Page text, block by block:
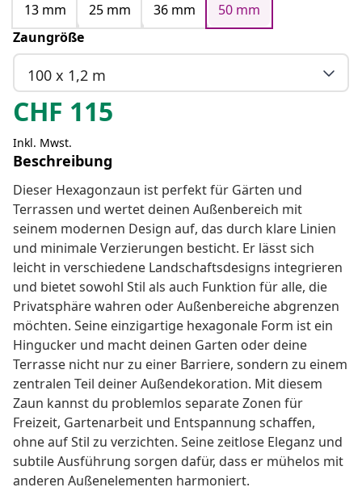
13 mm
25 mm 36 mm
50 mm
Zaungröße
100 x 1,2 m
CHF 115
Inkl. Mwst.
Beschreibung
Dieser Hexagonzaun ist perfekt für Gärten und
Terrassen und wertet deinen Außenbereich mit
seinem modernen Design auf, das durch klare Linien
und minimale Verzierungen besticht. Er lässt sich
leicht in verschiedene Landschaftsdesigns integrieren
und bietet sowohl Stil als auch Funktion für alle, die
Privatsphäre wahren oder Außenbereiche abgrenzen
möchten. Seine einzigartige hexagonale Form ist ein
Hingucker und macht deinen Garten oder deine
Terrasse nicht nur zu einer Barriere, sondern zu einem
zentralen Teil deiner Außendekoration. Mit diesem
Zaun kannst du problemlos separate Zonen für
Freizeit, Gartenarbeit und Entspannung schaffen,
ohne auf Stil zu verzichten. Seine zeitlose Eleganz und
subtile Ausführung sorgen dafür, dass er mühelos mit
anderen Außenelementen harmoniert.